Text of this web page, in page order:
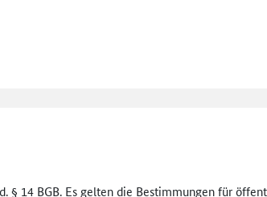
§ 14 BGB. Es gelten die Bestimmungen für